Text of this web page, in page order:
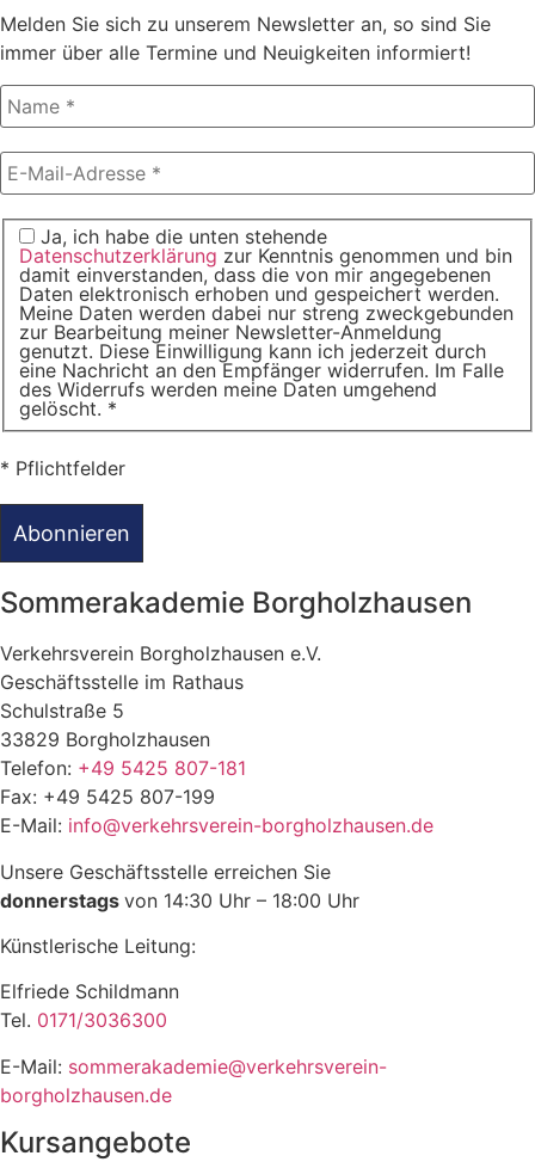
Melden Sie sich zu unserem Newsletter an, so sind Sie
immer über alle Termine und Neuigkeiten informiert!
Ja, ich habe die unten stehende
Datenschutzerklärung zur Kenntnis genommen und bin
damit einverstanden, dass die von mir angegebenen
Daten elektronisch erhoben und gespeichert werden.
Meine Daten werden dabei nur streng zweckgebunden
zur Bearbeitung meiner Newsletter-Anmeldung
genutzt. Diese Einwilligung kann ich jederzeit durch
eine Nachricht an den Empfänger widerrufen. Im Falle
des Widerrufs werden meine Daten umgehend
gelöscht. *
* Pflichtfelder
Sommerakademie Borgholzhausen
Verkehrsverein Borgholzhausen e.V.
Geschäftsstelle im Rathaus
Schulstraße 5
33829 Borgholzhausen
Telefon: +49 5425 807-181
Fax: +49 5425 807-199
E-Mail: info@verkehrsverein-borgholzhausen.de
Unsere Geschäftsstelle erreichen Sie
donnerstags von 14:30 Uhr – 18:00 Uhr
Künstlerische Leitung:
Elfriede Schildmann
Tel. 0171/3036300
E-Mail: sommerakademie@verkehrsverein-
borgholzhausen.de
Kursangebote